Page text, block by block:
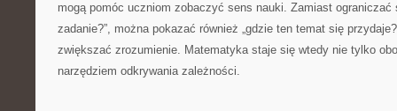
mogą pomóc uczniom zobaczyć sens nauki. Zamiast ograniczać
zadanie?”, można pokazać również „gdzie ten temat się
zwiększać zrozumienie. Matematyka staje się wtedy nie tylko
narzędziem odkrywania zależności.